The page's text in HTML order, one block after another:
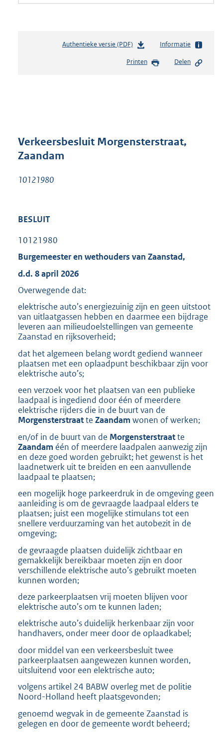
Authentieke versie (PDF)b
s
r
b
Informatie
Printen Delen
Verkeersbesluit Morgensterstraat,
Zaandam
10121980
BESLUIT
10121980
Burgemeester en wethouders van Zaanstad,
d.d. 8 april 2026
Overwegende dat:
elektrische auto’s energiezuinig zijn en geen uitstoot
van uitlaatgassen hebben en daarmee een bijdrage
leveren aan milieudoelstellingen van gemeente
Zaanstad en rijksoverheid;
dat het algemeen belang wordt gediend wanneer
plaatsen met een oplaadpunt beschikbaar zijn voor
elektrische auto’s;
een verzoek voor het plaatsen van een publieke
laadpaal is ingediend door één of meerdere
elektrische rijders die in de buurt van de
Morgensterstraatte Zaandam wonen of werken;
en/of in de buurt van de Morgensterstraatte
Zaandam één of meerdere laadpalen aanwezig zijn
en deze goed worden gebruikt; het gewenst is het
laadnetwerk uit te breiden en een aanvullende
laadpaal te plaatsen;
een mogelijk hoge parkeerdruk in de omgeving geen
aanleiding is om de gevraagde laadpaal elders te
plaatsen; juist een mogelijke stimulans tot een
snellere verduurzaming van het autobezit in de
omgeving;
de gevraagde plaatsen duidelijk zichtbaar en
gemakkelijk bereikbaar moeten zijn en door
verschillende elektrische auto’s gebruikt moeten
kunnen worden;
deze parkeerplaatsen vrij moeten blijven voor
elektrische auto’s om te kunnen laden;
elektrische auto’s duidelijk herkenbaar zijn voor
handhavers, onder meer door de oplaadkabel;
door middel van een verkeersbesluit twee
parkeerplaatsen aangewezen kunnen worden,
uitsluitend voor een elektrische auto;
volgens artikel 24 BABW overleg met de politie
Noord-Holland heeft plaatsgevonden;
genoemd wegvak in de gemeente Zaanstad is
gelegen en door de gemeente wordt beheerd;